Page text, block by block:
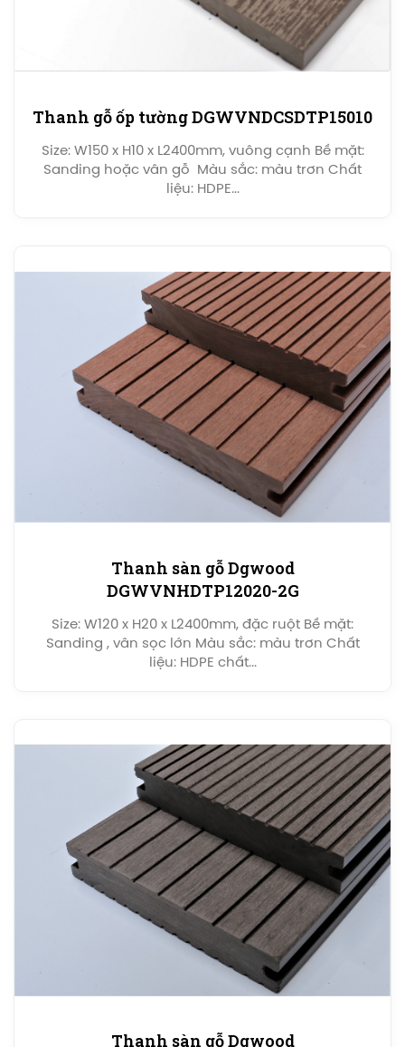
Thanh gỗ ốp tường DGWVNDCSDTP15010
Size: W150 x H10 x L2400mm, vuông cạnh Bề mặt:
Sanding hoặc vân gỗ Màu sắc: màu trơn Chất
liệu: HDPE...
Thanh sàn gỗ Dgwood
DGWVNHDTP12020-2G
Size: W120 x H20 x L2400mm, đặc ruột Bề mặt:
Sanding , vân sọc lớn Màu sắc: màu trơn Chất
liệu: HDPE chất...
Thanh sàn gỗ Dgwood